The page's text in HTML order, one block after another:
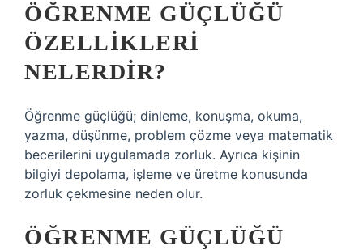
ÖĞRENME GÜÇLÜĞÜ
ÖZELLIKLERI
NELERDIR?
Öğrenme güçlüğü; dinleme, konuşma, okuma,
yazma, düşünme, problem çözme veya matematik
becerilerini uygulamada zorluk. Ayrıca kişinin
bilgiyi depolama, işleme ve üretme konusunda
zorluk çekmesine neden olur.
ÖĞRENME GÜÇLÜĞÜ